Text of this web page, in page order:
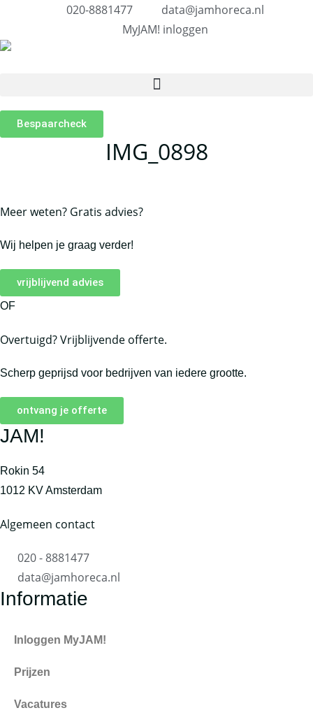
020-8881477
data@jamhoreca.nl
MyJAM! inloggen
Bespaarcheck
IMG_0898
Meer weten? Gratis advies?
Wij helpen je graag verder!
vrijblijvend advies
OF
Overtuigd? Vrijblijvende offerte.
Scherp geprijsd voor bedrijven van iedere grootte.
ontvang je offerte
JAM!
Rokin 54
1012 KV Amsterdam
Algemeen contact
020 - 8881477
data@jamhoreca.nl
Informatie
Inloggen MyJAM!
Prijzen
Vacatures